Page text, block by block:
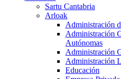
Sartu Cantabria
Arloak
Administración
Administración
Autónomas
Administración
Administración
Educación